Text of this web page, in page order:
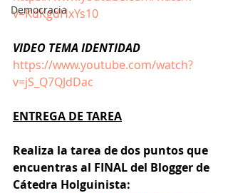
Democracia
v=KdKgdHxYs10
VIDEO TEMA IDENTIDAD
https://www.youtube.com/watch?
v=jS_Q7QJdDac
ENTREGA DE TAREA
Realiza la tarea de dos puntos que
encuentras al FINAL del Blogger de
Cátedra Holguinista: